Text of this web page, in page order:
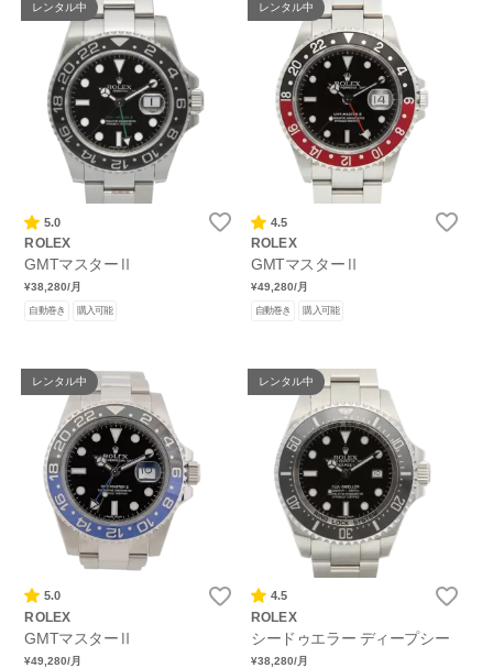
レンタル中
5.0
ROLEX
GMTマスターⅡ
¥38,280/月
自動巻き 購入可能
レンタル中
4.5
ROLEX
GMTマスターⅡ
¥49,280/月
自動巻き 購入可能
レンタル中
5.0
ROLEX
GMTマスターⅡ
¥49,280/月
レンタル中
4.5
ROLEX
シードゥエラー ディープシー
¥38,280/月